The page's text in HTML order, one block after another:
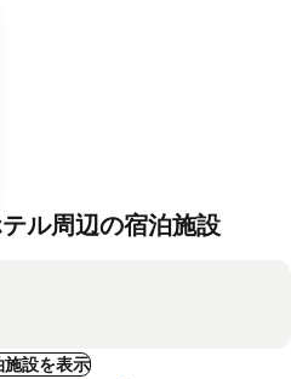
ル周辺の宿泊施設
設を表示